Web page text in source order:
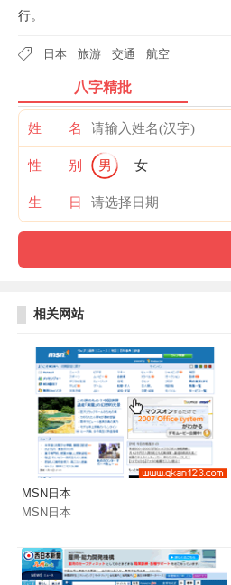
行。
日本 旅游 交通 航空
八字精批
姓 名
性 别 男 女
生 日
相关网站
MSN日本
MSN日本